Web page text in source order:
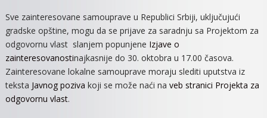
Sve zainteresovane samouprave u Republici Srbiji, uključujući
gradske opštine, mogu da se prijave za saradnju sa Projektom za
odgovornu vlast slanjem popunjene Izjave o
zainteresovanostinajkasnije do 30. oktobra u 17.00 časova.
Zainteresovane lokalne samouprave moraju slediti uputstva iz
teksta Javnog poziva koji se može naći na veb stranici Projekta za
odgovornu vlast.